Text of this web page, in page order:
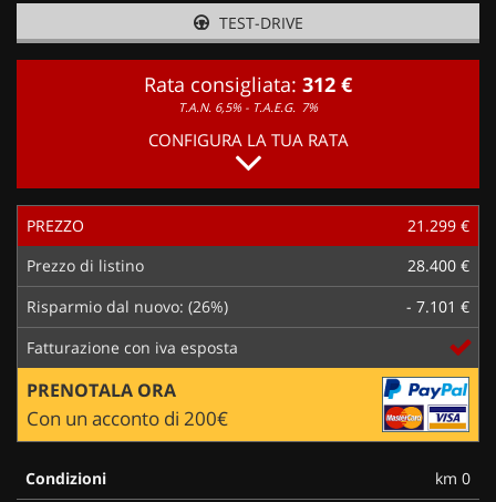
TEST-DRIVE
Rata consigliata: 312 €
T.A.N. 6,5% - T.A.E.G. 7%
CONFIGURA LA TUA RATA
PREZZO
21.299 €
Prezzo di listino
28.400 €
Risparmio dal nuovo: (26%)
- 7.101 €
Fatturazione con iva esposta
PRENOTALA ORA
Con un acconto di 200€
Condizioni
km 0